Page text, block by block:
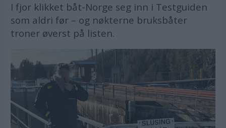
I fjor klikket båt-Norge seg inn i Testguiden
som aldri før – og nøkterne bruksbåter
troner øverst på listen.